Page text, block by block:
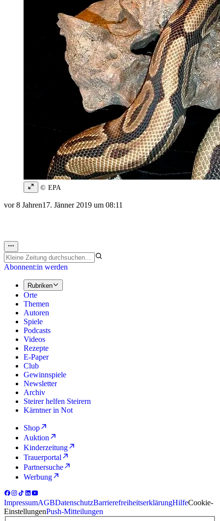
© EPA
vor 8 Jahren17. Jänner 2019 um 08:11
Abonnent:in werden
Rubriken
Orte
Themen
Autoren
Spiele
Podcasts
Videos
Rezepte
E-Paper
Club
Gewinnspiele
Newsletter
Archiv
Steirer helfen Steirern
Kärntner in Not
Shop
Auktion
Kinderzeitung
Trauerportal
Partnersuche
Werbung
ImpressumAGBDatenschutzBarrierefreiheitserklärungHilfeCookie-
EinstellungenPush-Mitteilungen